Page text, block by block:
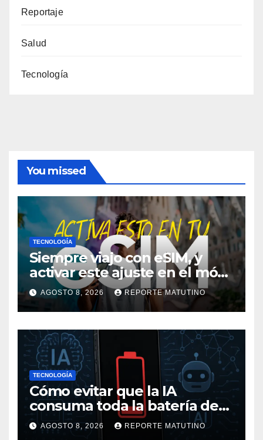
Reportaje
Salud
Tecnología
You missed
TECNOLOGÍA
Siempre viajo con eSIM, y
activar este ajuste en el móvil
me ha salvado de pagar
mucho más en alguna
ocasión
AGOSTO 8, 2026 REPORTE MATUTINO
TECNOLOGÍA
Cómo evitar que la IA
consuma toda la batería de
tu móvil
AGOSTO 8, 2026 REPORTE MATUTINO